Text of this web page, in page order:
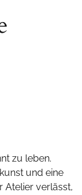
zu leben.
und eine
Atelier verlässt,